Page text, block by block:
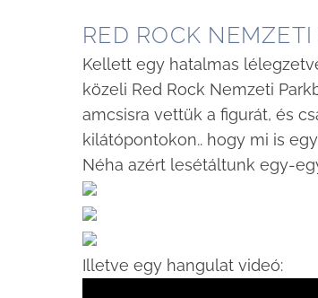
RED ROCK NEMZETI
Kellett egy hatalmas
közeli Red Rock Nemzeti
amcsisra vettük a figurát, és
kilátópontokon.. hogy mi is
Néha azért lesétáltunk egy-
Illetve egy hangulat videó: